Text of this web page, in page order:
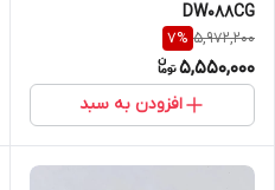
DW088CG
5,972,200
7%
5,550,000
افزودن به سبد